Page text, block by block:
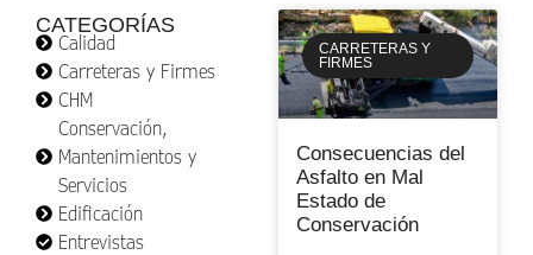
CATEGORÍAS
Calidad
Carreteras y Firmes
CHM
Conservación,
Mantenimientos y
Servicios
Edificación
Entrevistas
CARRETERAS Y
FIRMES
Consecuencias del
Asfalto en Mal
Estado de
Conservación